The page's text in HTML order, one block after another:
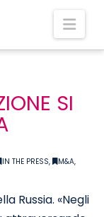
SI
IN THE PRESS, M&A,
Russia. «Negli